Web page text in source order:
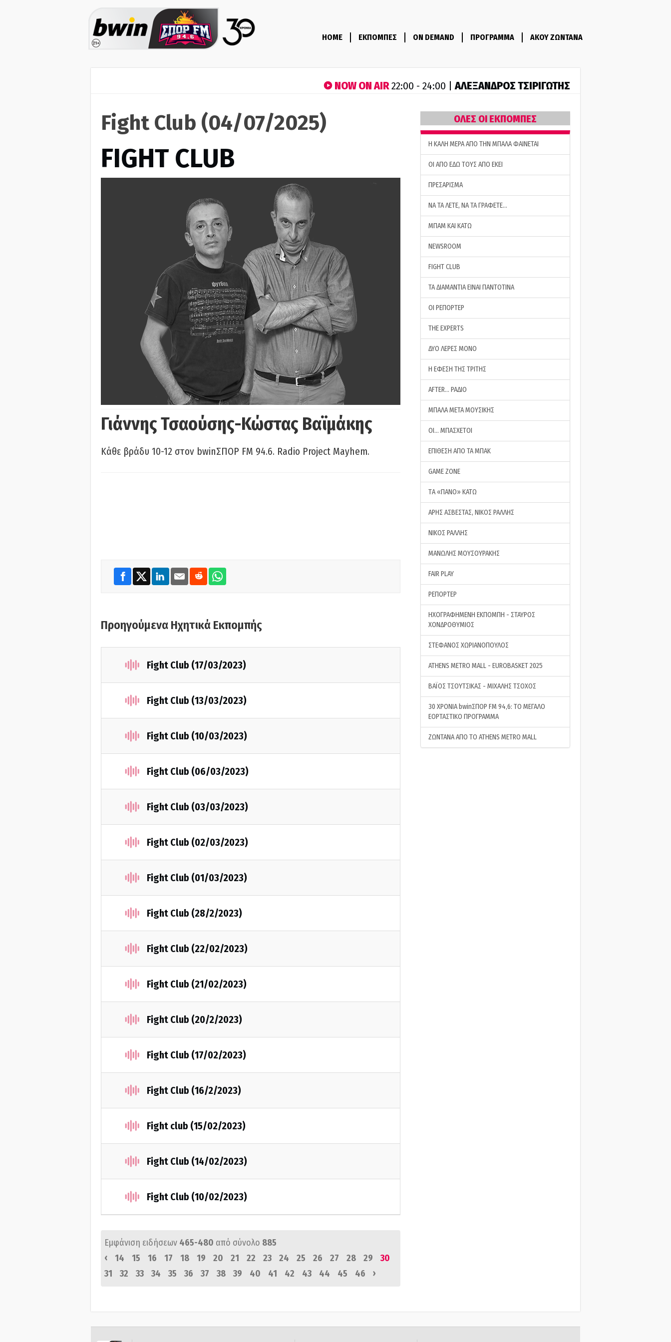
HOME ΕΚΠΟΜΠΕΣ ON DEMAND ΠΡΟΓΡΑΜΜΑ ΑΚΟΥ ΖΩΝΤΑΝΑ
NOW ON AIR22:00 - 24:00 |ΑΛΕΞΑΝΔΡΟΣ ΤΣΙΡΙΓΩΤΗΣ
Fight Club (04/07/2025)
FIGHT CLUB
Γιάννης Τσαούσης-Κώστας Βαϊμάκης
Κάθε βράδυ 10-12 στον bwinΣΠΟΡ FM 94.6. Radio Project Mayhem.
Προηγούμενα Ηχητικά Εκπομπής
Fight Club (17/03/2023)
Fight Club (13/03/2023)
Fight Club (10/03/2023)
Fight Club (06/03/2023)
Fight Club (03/03/2023)
Fight Club (02/03/2023)
Fight Club (01/03/2023)
Fight Club (28/2/2023)
Fight Club (22/02/2023)
Fight Club (21/02/2023)
Fight Club (20/2/2023)
Fight Club (17/02/2023)
Fight Club (16/2/2023)
Fight club (15/02/2023)
Fight Club (14/02/2023)
Fight Club (10/02/2023)
Εμφάνιση ειδήσεων 465-480 από σύνολο 885
‹
14 15 16 17 18 19 20 21 22 23 24 25 26 27 28 29
30
31
32 33 34 35 36 37 38 39 40 41 42 43 44 45 46 ›
ΟΛΕΣ ΟΙ ΕΚΠΟΜΠΕΣ
H ΚΑΛΗ ΜΕΡΑ ΑΠΟ ΤΗΝ ΜΠΑΛΑ ΦΑΙΝΕΤΑΙ
ΟΙ ΑΠΟ ΕΔΩ ΤΟΥΣ ΑΠΟ ΕΚΕΙ
ΠΡΕΣΑΡΙΣΜΑ
ΝΑ ΤΑ ΛΕΤΕ, ΝΑ ΤΑ ΓΡΑΦΕΤΕ…
ΜΠΑΜ ΚΑΙ ΚΑΤΩ
NEWSROOM
FIGHT CLUB
ΤΑ ΔΙΑΜΑΝΤΙΑ ΕΙΝΑΙ ΠΑΝΤΟΤΙΝΑ
ΟΙ ΡΕΠΟΡΤΕΡ
THE EXPERTS
ΔΥΟ ΛΕΡΕΣ ΜΟΝΟ
Η ΕΦΕΣΗ ΤΗΣ ΤΡΙΤΗΣ
AFTER… ΡΑΔΙΟ
ΜΠΑΛΑ ΜΕΤΑ ΜΟΥΣΙΚΗΣ
ΟΙ… ΜΠΑΣΧΕΤΟΙ
ΕΠΙΘΕΣΗ ΑΠΟ ΤΑ ΜΠΑΚ
GAME ZONE
ΤA «ΠΑΝΟ» ΚΑΤΩ
ΑΡΗΣ ΑΣΒΕΣΤΑΣ, ΝΙΚΟΣ ΡΑΛΛΗΣ
ΝΙΚΟΣ ΡΑΛΛΗΣ
ΜΑΝΩΛΗΣ ΜΟΥΣΟΥΡΑΚΗΣ
FAIR PLAY
ΡΕΠΟΡΤΕΡ
ΗΧΟΓΡΑΦΗΜΕΝΗ ΕΚΠΟΜΠΗ - ΣΤΑΥΡΟΣ
ΧΟΝΔΡΟΘΥΜΙΟΣ
ΣΤΕΦΑΝΟΣ ΧΩΡΙΑΝΟΠΟΥΛΟΣ
ATHENS METRO MALL - EUROBASKET 2025
ΒΑΪΟΣ ΤΣΟΥΤΣΙΚΑΣ - ΜΙΧΑΛΗΣ ΤΣΟΧΟΣ
30 ΧΡΟΝΙΑ bwinΣΠΟΡ FM 94,6: ΤΟ ΜΕΓΑΛΟ
ΕΟΡΤΑΣΤΙΚΟ ΠΡΟΓΡΑΜΜΑ
ΖΩΝΤΑΝΑ ΑΠΟ ΤΟ ATHENS METRO MALL